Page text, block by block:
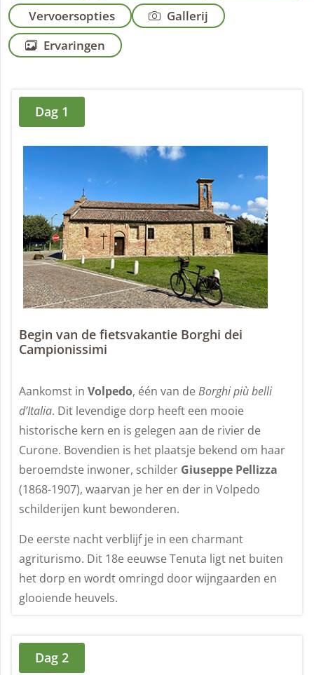
Vervoersopties
Gallerij
Ervaringen
Dag 1
Begin van de fietsvakantie Borghi dei
Campionissimi
Aankomst in Volpedo, één van deBorghi più belli
d’Italia. Dit levendige dorp heeft een mooie
historische kern en is gelegen aan de rivier de
Curone. Bovendien is het plaatsje bekend om haar
beroemdste inwoner, schilder Giuseppe Pellizza
(1868-1907), waarvan je her en der in Volpedo
schilderijen kunt bewonderen.
De eerste nacht verblijf je in een charmant
agriturismo. Dit 18e eeuwse Tenuta ligt net buiten
het dorp en wordt omringd door wijngaarden en
glooiende heuvels.
Dag 2